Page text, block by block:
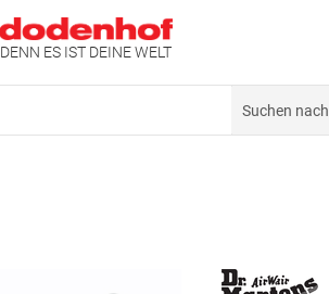
DENN ES IST DEINE WELT